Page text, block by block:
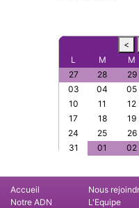
<
L
M M
27
28 29
03
04 05
10
11 12
17
18 19
24
25 26
31
01 02
Accueil
Notre ADN
Nous
L'Equipe